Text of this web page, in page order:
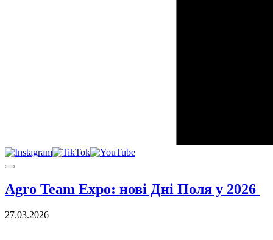
Agro Team Expo: нові Дні Поля у 2026
27.03.2026